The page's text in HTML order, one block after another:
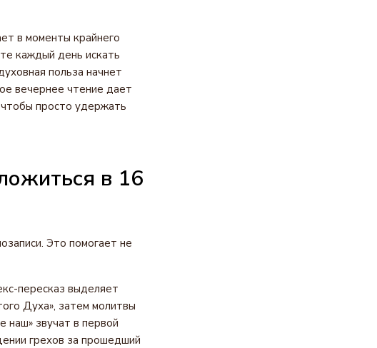
в моменты крайнего
каждый день искать
польза начнет
вечернее чтение дает
просто удержать
в 16
Это помогает не
пересказ выделяет
Духа», затем молитвы
наш» звучат в первой
грехов за прошедший